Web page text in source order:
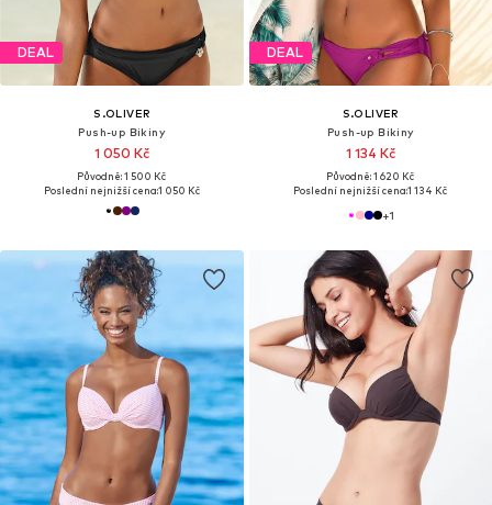
DEAL
S.OLIVER
Push-up Bikiny
1 050 Kč
Původně: 1 500 Kč
Poslední nejnižší cena:1 050 Kč
DEAL
S.OLIVER
Push-up Bikiny
1 134 Kč
Původně: 1 620 Kč
Poslední nejnižší cena:1 134 Kč
+1